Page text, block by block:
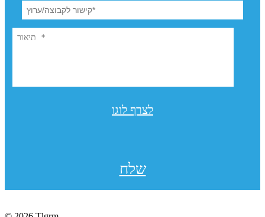
לצרף לוגו
שלח